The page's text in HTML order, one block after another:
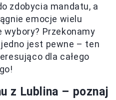
zdobycia mandatu, a
emocje wielu
Przekonamy
jest pewne – ten
dla całego
z Lublina – poznaj